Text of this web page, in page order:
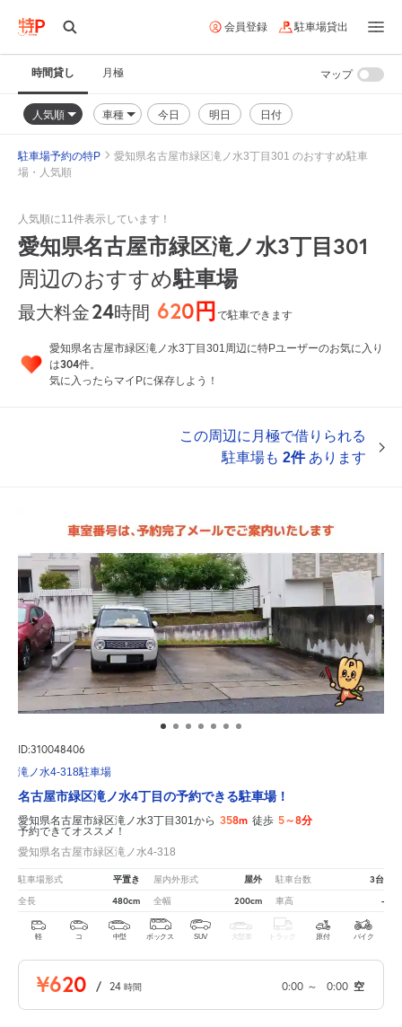
会員登録 駐車場貸出
時間貸し 月極
人気順 車種 今日 明日 日付
マップ
駐車場予約の特P
愛知県名古屋市緑区滝ノ水3丁目301 のおすすめ駐車
場・人気順
人気順に11件表示しています！
愛知県名古屋市緑区滝ノ水3丁目301
周辺のおすすめ駐車場
最大料金24時間 620円で駐車できます
愛知県名古屋市緑区滝ノ水3丁目301周辺に特Pユーザーのお気に入り
は304件。
気に入ったらマイPに保存しよう！
この周辺に月極で借りられる
駐車場も 2件あります
ID:310048406
滝ノ水4-318駐車場
名古屋市緑区滝ノ水4丁目の予約できる駐車場！
愛知県名古屋市緑区滝ノ水3丁目301から 358m 徒歩 5～8分
予約できてオススメ！
愛知県名古屋市緑区滝ノ水4-318
駐車場形式 平置き 屋内外形式 屋外 駐車台数 3台
全長 480cm 全幅 200cm 車高 -
軽 コ 中型 ボックス SUV 大型車 トラック 原付 バイク
¥620 / 24 時間 0:00 ～ 0:00 空